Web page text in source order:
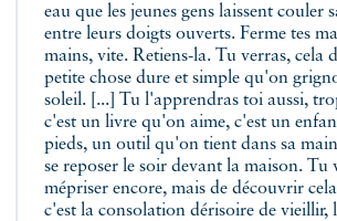
eau que les jeunes gens laissent couler
entre leurs doigts ouverts. Ferme tes
mains, vite. Retiens-la. Tu verras, cela
petite chose dure et simple qu'on
soleil. [...] Tu l'apprendras toi aussi,
c'est un livre qu'on aime, c'est un
pieds, un outil qu'on tient dans sa
se reposer le soir devant la maison. Tu
mépriser encore, mais de découvrir
c'est la consolation dérisoire de vieillir,